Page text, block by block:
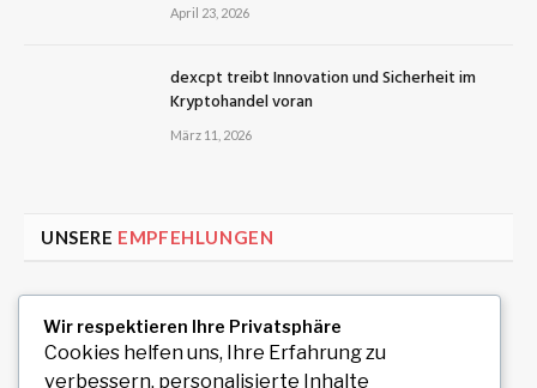
April 23, 2026
dexcpt treibt Innovation und Sicherheit im
Kryptohandel voran
März 11, 2026
UNSERE EMPFEHLUNGEN
Mobile Wellness
August 7, 2026
Wir respektieren Ihre Privatsphäre
Cookies helfen uns, Ihre Erfahrung zu
verbessern, personalisierte Inhalte